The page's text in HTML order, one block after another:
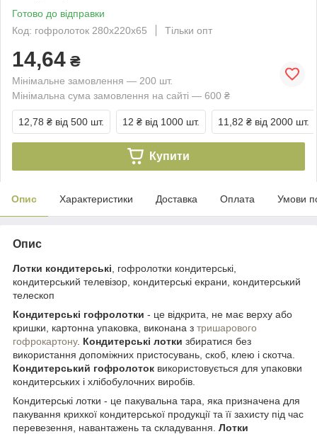
Готово до відправки
Код: гофролоток 280х220х65
Тільки опт
14,64 ₴
Мінімальне замовлення — 200 шт.
Мінімальна сума замовлення на сайті — 600 ₴
12,78 ₴ від 500 шт. 12 ₴ від 1000 шт. 11,82 ₴ від 2000 шт.
Купити
Опис Характеристики Доставка Оплата Умови
Опис
Лотки кондитерські , гофролотки кондитерські,
кондитерський телевізор, кондитерські екрани, кондитерський
телескоп
Кондитерські гофролотки - це відкрита, не має верху або
кришки, картонна упаковка, виконана з тришарового
гофрокартону. Кондитерські лотки збиратися без
використання допоміжних пристосувань, скоб, клею і скотча.
Кондитерський гофролоток використовується для упаковки
кондитерських і хлібобулочних виробів.
Кондитерські лотки - це пакувальна тара, яка призначена для
пакування крихкої кондитерської продукції та її захисту під час
перевезення, навантажень та складування. Лотки